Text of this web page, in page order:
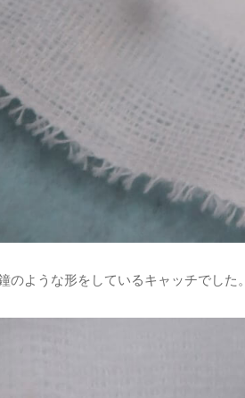
のような形をしているキャッチでした。